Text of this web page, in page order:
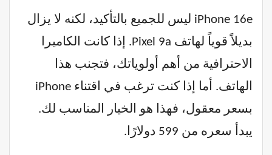
iPhone 16e ليس للجميع بالتأكيد، لكنه لا يزال
بديلاً قوياً لهاتف Pixel 9a. إذا كانت الكاميرا
الاحترافية من أهم أولوياتك، فتجنب هذا
الهاتف. أما إذا كنت ترغب في اقتناء iPhone
بسعر معقول، فهذا هو الخيار المناسب لك.
يبدأ سعره من 599 دولارًا.